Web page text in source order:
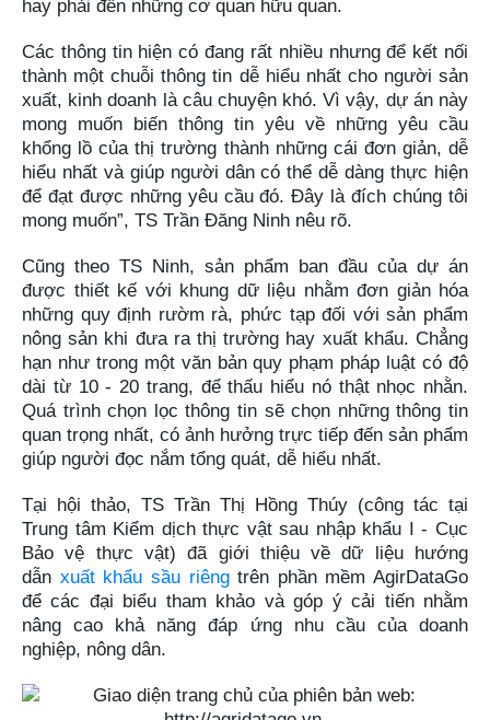
hay phải đến những cơ quan hữu quan.
Các thông tin hiện có đang rất nhiều nhưng để kết nối
thành một chuỗi thông tin dễ hiểu nhất cho người sản
xuất, kinh doanh là câu chuyện khó. Vì vậy, dự án này
mong muốn biến thông tin yêu về những yêu cầu
khổng lồ của thị trường thành những cái đơn giản, dễ
hiểu nhất và giúp người dân có thể dễ dàng thực hiện
để đạt được những yêu cầu đó. Đây là đích chúng tôi
mong muốn”, TS Trần Đăng Ninh nêu rõ.
Cũng theo TS Ninh, sản phẩm ban đầu của dự án
được thiết kế với khung dữ liệu nhằm đơn giản hóa
những quy định rườm rà, phức tạp đối với sản phẩm
nông sản khi đưa ra thị trường hay xuất khẩu. Chẳng
hạn như trong một văn bản quy phạm pháp luật có độ
dài từ 10 - 20 trang, để thấu hiểu nó thật nhọc nhằn.
Quá trình chọn lọc thông tin sẽ chọn những thông tin
quan trọng nhất, có ảnh hưởng trực tiếp đến sản phẩm
giúp người đọc nắm tổng quát, dễ hiểu nhất.
Tại hội thảo, TS Trần Thị Hồng Thúy (công tác tại
Trung tâm Kiểm dịch thực vật sau nhập khẩu I - Cục
Bảo vệ thực vật) đã giới thiệu về dữ liệu hướng
dẫn xuất khẩu sầu riêngtrên phần mềm AgirDataGo
để các đại biểu tham khảo và góp ý cải tiến nhằm
nâng cao khả năng đáp ứng nhu cầu của doanh
nghiệp, nông dân.